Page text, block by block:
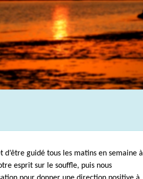
guidé tous les matins en semaine à
esprit sur le souffle, puis nous